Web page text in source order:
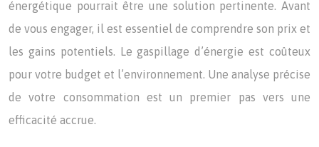
énergétique pourrait être une solution pertinente. Avant
de vous engager, il est essentiel de comprendre son prix et
les gains potentiels. Le gaspillage d’énergie est coûteux
pour votre budget et l’environnement. Une analyse précise
de votre consommation est un premier pas vers une
efficacité accrue.